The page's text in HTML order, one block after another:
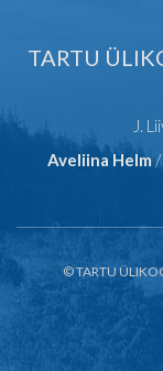
TARTU
J.
Aveliina Helm/
© TARTU